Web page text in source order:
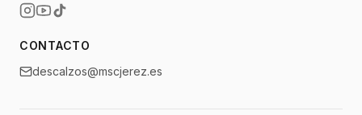
CONTACTO
descalzos@mscjerez.es